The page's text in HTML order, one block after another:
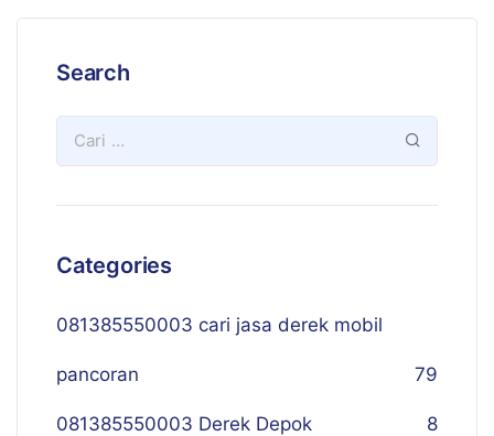
Search
Categories
081385550003 cari jasa derek mobil
pancoran 79
081385550003 Derek Depok 8